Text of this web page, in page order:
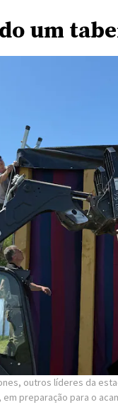
um
outros líderes da
em preparação para o